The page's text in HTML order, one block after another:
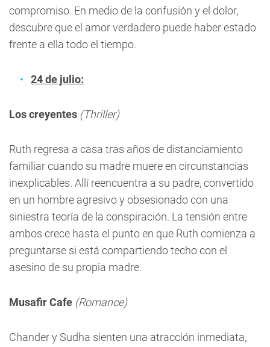
compromiso. En medio de la confusión y el dolor,
descubre que el amor verdadero puede haber estado
frente a ella todo el tiempo.
24 de julio:
Los creyentes (Thriller)
Ruth regresa a casa tras años de distanciamiento
familiar cuando su madre muere en circunstancias
inexplicables. Allí reencuentra a su padre, convertido
en un hombre agresivo y obsesionado con una
siniestra teoría de la conspiración. La tensión entre
ambos crece hasta el punto en que Ruth comienza a
preguntarse si está compartiendo techo con el
asesino de su propia madre.
Musafir Cafe (Romance)
Chander y Sudha sienten una atracción inmediata,